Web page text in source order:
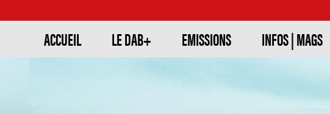
ACCUEIL LE DAB+ EMISSIONS INFOS | MAGS